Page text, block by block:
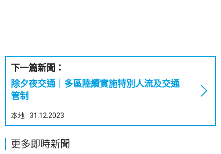
下一篇新聞：
除夕夜交通｜多區陸續實施特別人流及交通
管制
本地 31.12.2023
更多即時新聞